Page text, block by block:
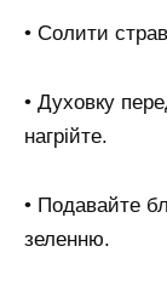
• Солити
• Духовку
нагрійте.
• Подавайте
зеленню.